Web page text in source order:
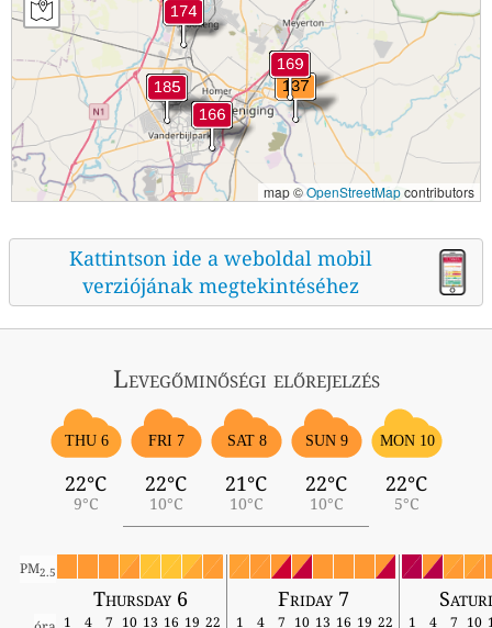
map ©OpenStreetMapcontributors
Kattintson ide a weboldal mobil
verziójának megtekintéséhez
Levegőminőségi előrejelzés
THU 6
22°C
9°C
FRI 7
22°C
10°C
SAT 8
21°C
10°C
SUN 9
22°C
10°C
MON 10
22°C
5°C
PM2.5
Thursday 6 Friday 7
1 4 7 10 13 16 19 22 1 4 7 10 13 16 19 22 1 4 7 10